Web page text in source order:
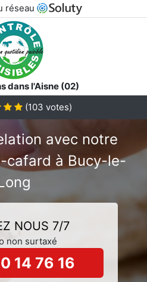
réseau
dans l'Aisne (02)
(103 votes)
avec notre
cafard à Bucy-le-
NOUS 7/7
non surtaxé
14 76 16